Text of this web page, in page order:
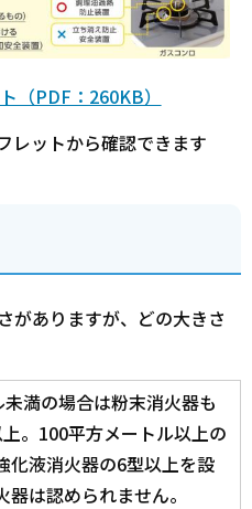
（PDF：260KB）
レットから確認できます
がありますが、どの大きさ
満の場合は粉末消火器も
。100平方メートル以上の
化液消火器の6型以上を設
は認められません。